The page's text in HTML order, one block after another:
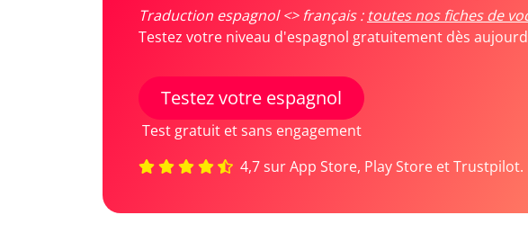
Traduction espagnol <> français : toutes nos fiches de
Testez votre niveau d'espagnol gratuitement dès
Testez votre espagnol
Test gratuit et sans engagement
4,7 sur App Store, Play Store et